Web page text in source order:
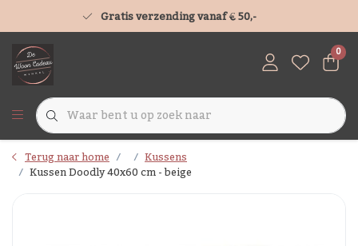
Gratis verzending vanaf € 50,-
0
Terug naar home Kussens
Kussen Doodly 40x60 cm - beige